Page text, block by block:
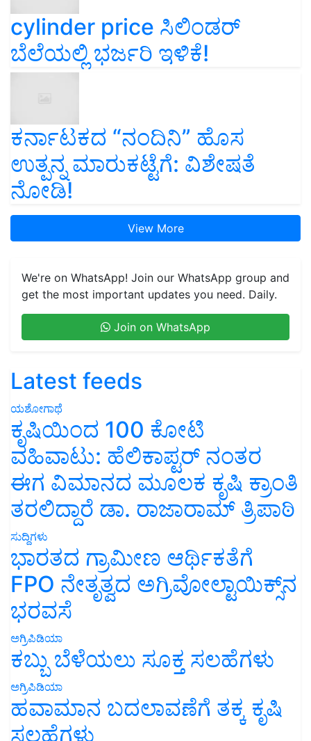
cylinder price ಸಿಲಿಂಡರ್‌
ಬೆಲೆಯಲ್ಲಿ ಭರ್ಜರಿ ಇಳಿಕೆ!
ಕರ್ನಾಟಕದ “ನಂದಿನಿ” ಹೊಸ
ಉತ್ಪನ್ನ ಮಾರುಕಟ್ಟೆಗೆ: ವಿಶೇಷತೆ
ನೋಡಿ!
View More
We're on WhatsApp! Join our WhatsApp group and
get the most important updates you need. Daily.
Join on WhatsApp
Latest feeds
ಯಶೋಗಾಥೆ
ಕೃಷಿಯಿಂದ 100 ಕೋಟಿ
ವಹಿವಾಟು: ಹೆಲಿಕಾಪ್ಟರ್ ನಂತರ
ಈಗ ವಿಮಾನದ ಮೂಲಕ ಕೃಷಿ ಕ್ರಾಂತಿ
ತರಲಿದ್ದಾರೆ ಡಾ. ರಾಜಾರಾಮ್ ತ್ರಿಪಾಠಿ
ಸುದ್ದಿಗಳು
ಭಾರತದ ಗ್ರಾಮೀಣ ಆರ್ಥಿಕತೆಗೆ
FPO ನೇತೃತ್ವದ ಅಗ್ರಿವೋಲ್ಟಾಯಿಕ್ಸ್‌ನ
ಭರವಸೆ
ಅಗ್ರಿಪಿಡಿಯಾ
ಕಬ್ಬು ಬೆಳೆಯಲು ಸೂಕ್ತ ಸಲಹೆಗಳು
ಅಗ್ರಿಪಿಡಿಯಾ
ಹವಾಮಾನ ಬದಲಾವಣೆಗೆ ತಕ್ಕ ಕೃಷಿ
ಸಲಹೆಗಳು